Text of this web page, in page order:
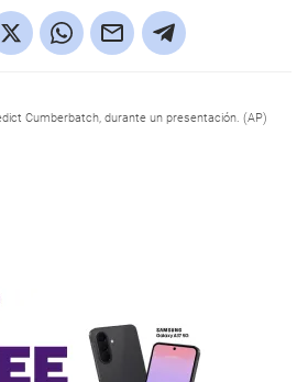
Cumberbatch, durante un presentación. (AP)